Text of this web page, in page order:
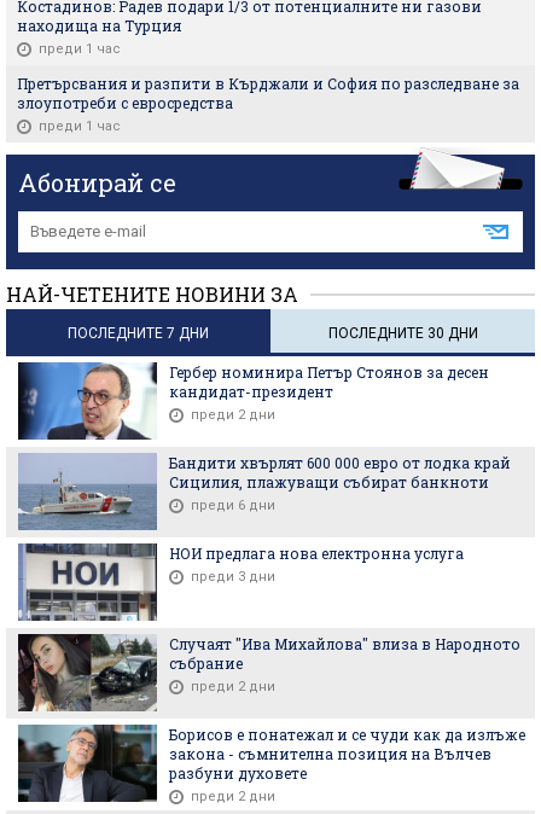
Костадинов: Радев подари 1/3 от потенциалните ни газови
находища на Турция
преди 1 час
Претърсвания и разпити в Кърджали и София по разследване за
злоупотреби с евросредства
преди 1 час
Абонирай се
НАЙ-ЧЕТЕНИТЕ НОВИНИ ЗА
ПОСЛЕДНИТЕ 7 ДНИ ПОСЛЕДНИТЕ 30 ДНИ
Гербер номинира Петър Стоянов за десен
кандидат-президент
преди 2 дни
Бандити хвърлят 600 000 евро от лодка край
Сицилия, плажуващи събират банкноти
преди 6 дни
НОИ предлага нова електронна услуга
преди 3 дни
Случаят "Ива Михайлова" влиза в Народното
събрание
преди 2 дни
Борисов е понатежал и се чуди как да излъже
закона - съмнителна позиция на Вълчев
разбуни духовете
преди 2 дни